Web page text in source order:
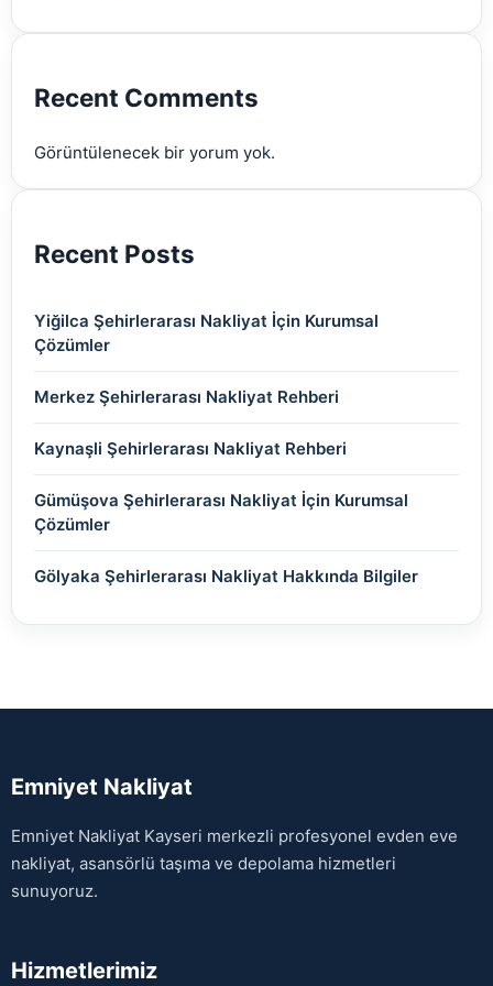
(2)(2)
(2)
Recent Comments
Görüntülenecek bir yorum yok.
Recent Posts
Yiğilca Şehirlerarası Nakliyat İçin Kurumsal
Çözümler
Merkez Şehirlerarası Nakliyat Rehberi
Kaynaşli Şehirlerarası Nakliyat Rehberi
Gümüşova Şehirlerarası Nakliyat İçin Kurumsal
Çözümler
Gölyaka Şehirlerarası Nakliyat Hakkında Bilgiler
Emniyet Nakliyat
Emniyet Nakliyat Kayseri merkezli profesyonel evden eve
nakliyat, asansörlü taşıma ve depolama hizmetleri
sunuyoruz.
Hizmetlerimiz